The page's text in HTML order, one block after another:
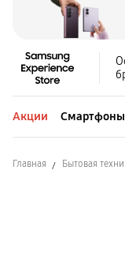
Акции Смартфоны
Главная Бытовая